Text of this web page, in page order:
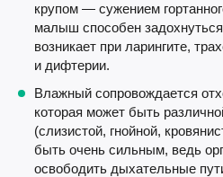
крупом — сужением
малыш способен
возникает при ларингите,
и дифтерии.
Влажный сопровождается
которая может быть
(слизистой, гнойной,
быть очень сильным, ведь
освободить дыхательные